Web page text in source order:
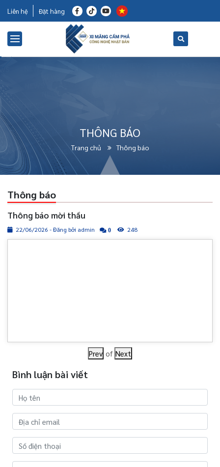
Liên hệ Đặt hàng
THÔNG BÁO
Trang chủ Thông báo
Thông báo
Thông báo mời thầu
22/06/2026 - Đăng bởi admin 0 248
Prev of Next
Bình luận bài viết